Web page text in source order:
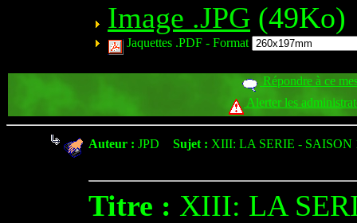
Image .JPG (49Ko)
Jaquettes .PDF - Format
Répondre à ce
Alerter les
Auteur : JPD Sujet : XIII: LA SERIE -
Titre : XIII: LA